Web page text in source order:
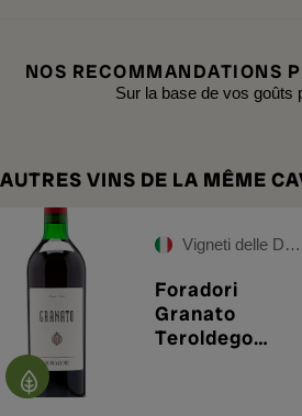
NOS RECOMMANDATIONS
Sur la base de vos goûts
AUTRES VINS DE LA MÊME
Vigneti delle Dolomiti IGT
Foradori
Granato
Teroldego